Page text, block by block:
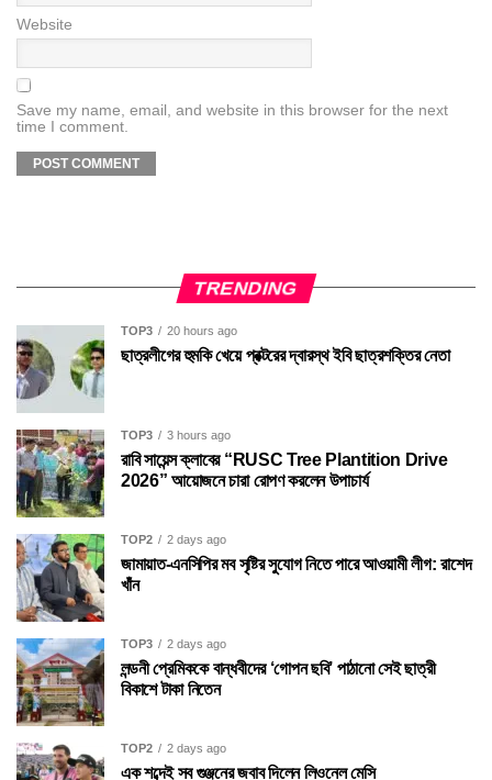
Website
Save my name, email, and website in this browser for the next
time I comment.
TRENDING
TOP3 20 hours ago
ছাত্রলীগের হুমকি খেয়ে প্রক্টরের দ্বারস্থ ইবি ছাত্রশক্তির নেতা
TOP3 3 hours ago
রাবি সায়েন্স ক্লাবের “RUSC Tree Plantition Drive
2026” আয়োজনে চারা রোপণ করলেন উপাচার্য
TOP2 2 days ago
জামায়াত-এনসিপির মব সৃষ্টির সুযোগ নিতে পারে আওয়ামী লীগ: রাশেদ
খাঁন
TOP3 2 days ago
লন্ডনী প্রেমিককে বান্ধবীদের ‘গোপন ছবি’ পাঠানো সেই ছাত্রী
বিকাশে টাকা নিতেন
TOP2 2 days ago
এক শব্দেই সব গুঞ্জনের জবাব দিলেন লিওনেল মেসি